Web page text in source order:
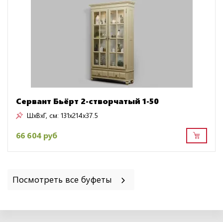
Сервант Бьёрт 2-створчатый 1-50
ШxВxГ, см: 131x214x37.5
66 604 руб
Посмотреть все буфеты